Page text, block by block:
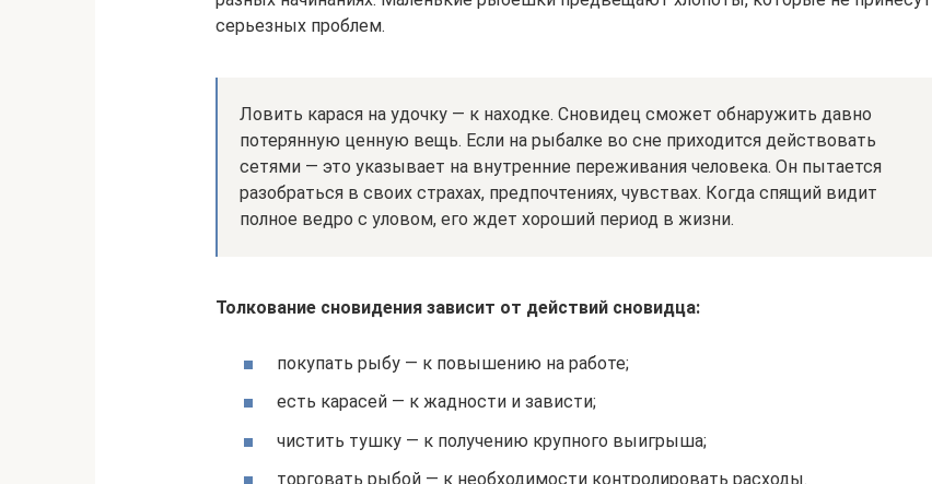
серьезных проблем.
Ловить карася на удочку — к находке. Сновидец сможет обнаружить давно
потерянную ценную вещь. Если на рыбалке во сне приходится действовать
сетями — это указывает на внутренние переживания человека. Он пытается
разобраться в своих страхах, предпочтениях, чувствах. Когда спящий видит
полное ведро с уловом, его ждет хороший период в жизни.
Толкование сновидения зависит от действий сновидца:
покупать рыбу — к повышению на работе;
есть карасей — к жадности и зависти;
чистить тушку — к получению крупного выигрыша;
торговать рыбой — к необходимости контролировать расходы.